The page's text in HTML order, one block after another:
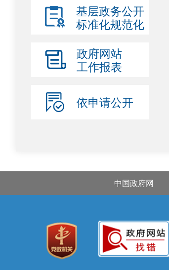
基层政务公开
标准化规范化
政府网站
工作报表
依申请公开
中国政府网